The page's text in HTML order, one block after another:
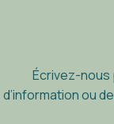
Écrivez-nous
d’information ou